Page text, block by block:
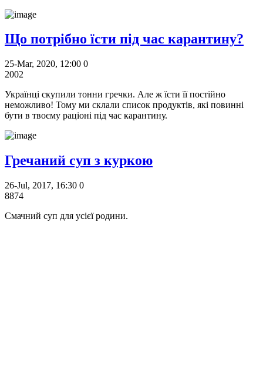
Що потрібно їсти під час карантину?
25-Mar, 2020, 12:00 0
2002
Українці скупили тонни гречки. Але ж їсти її постійно
неможливо! Тому ми склали список продуктів, які повинні
бути в твоєму раціоні під час карантину.
Гречаний суп з куркою
26-Jul, 2017, 16:30 0
8874
Смачний суп для усієї родини.